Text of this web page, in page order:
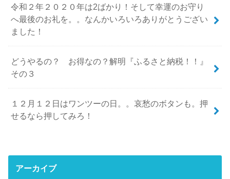
令和２年２０２０年は2ばかり！そして幸運のお守り
へ最後のお礼を。。なんかいろいろありがとうござい
ました！
どうやるの？ お得なの？解明『ふるさと納税！！』
その３
１２月１２日はワンツーの日。。哀愁のボタンも。押
せるなら押してみろ！
アーカイブ